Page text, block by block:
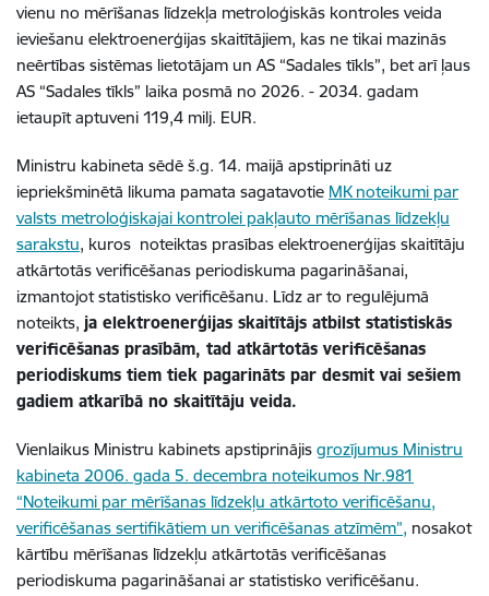
vienu no mērīšanas līdzekļa metroloģiskās kontroles veida
ieviešanu elektroenerģijas skaitītājiem, kas ne tikai mazinās
neērtības sistēmas lietotājam un AS “Sadales tīkls”, bet arī ļaus
AS “Sadales tīkls” laika posmā no 2026. - 2034. gadam
ietaupīt aptuveni 119,4 milj. EUR.
Ministru kabineta sēdē š.g. 14. maijā apstiprināti uz
iepriekšminētā likuma pamata sagatavotie MK noteikumi par
valsts metroloģiskajai kontrolei pakļauto mērīšanas līdzekļu
sarakstu, kuros noteiktas prasības elektroenerģijas skaitītāju
atkārtotās verificēšanas periodiskuma pagarināšanai,
izmantojot statistisko verificēšanu. Līdz ar to regulējumā
noteikts, ja elektroenerģijas skaitītājs atbilst statistiskās
verificēšanas prasībām, tad atkārtotās verificēšanas
periodiskums tiem tiek pagarināts par desmit vai sešiem
gadiem atkarībā no skaitītāju veida.
Vienlaikus Ministru kabinets apstiprinājis grozījumus Ministru
kabineta 2006. gada 5. decembra noteikumos Nr.981
“Noteikumi par mērīšanas līdzekļu atkārtoto verificēšanu,
verificēšanas sertifikātiem un verificēšanas atzīmēm”, nosakot
kārtību mērīšanas līdzekļu atkārtotās verificēšanas
periodiskuma pagarināšanai ar statistisko verificēšanu.